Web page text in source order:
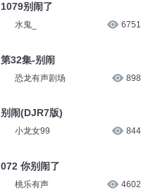
1079别闹了
水鬼_ 6751
第32集-别闹
恐龙有声剧场 898
别闹(DJR7版)
小龙女99 844
072 你别闹了
桃乐有声 4602